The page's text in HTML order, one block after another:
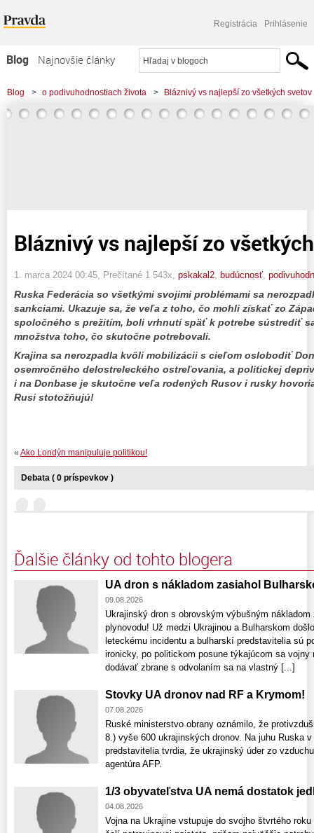
Registrácia Prihlásenie
Blog
Najnovšie články
Najčítanejšie články
Najkomentovanejšie články
Blog > o podivuhodnostiach života > Bláznivý vs najlepší zo všetkých svetov
Bláznivý vs najlepší zo
1. marca 2024 00:45 , Prečítané 1 543x, pskakal2 budúcnosť
Ruska Federácia so všetkými svojimi problémami sa
sankciami. Ukazuje sa, že veľa z toho, čo mohli získať zo
spoločného s prežitím, boli vrhnutí späť k potrebe sústrediť
množstva toho, čo skutočne potrebovali.
Krajina sa nerozpadla kvôli mobilizácii s cieľom oslobodiť
osemročného delostreleckého ostreľovania, a politickej
i na Donbase je skutočne veľa rodených Rusov i rusky
Rusi stotožňujú!
« Ako Londýn manipuluje politikou!
Debata ( 0 príspevkov )
Ďalšie články od tohto blogera
UA dron s nákladom zasiahol
09.08.2026
Ukrajinský dron s obrovským výbušným
plynovodu! Už medzi Ukrajinou a Bulharskom
leteckému incidentu a bulharskí predstavitelia sú
ironicky, po politickom posune týkajúcom sa
dodávať zbrane s odvolaním sa na vlastný [...]
Stovky UA dronov nad RF a Krymom!
07.08.2026
Ruské ministerstvo obrany oznámilo, že
8.) vyše 600 ukrajinských dronov. Na juhu Ruska
predstavitelia tvrdia, že ukrajinský úder zo
agentúra AFP.
1/3 obyvateľstva UA nemá dostatok
04.08.2026
Vojna na Ukrajine vstupuje do svojho štvrtého